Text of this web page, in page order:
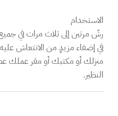
الاستخدام
رشّ مرتين إلى ثلاث مرات في
في إضفاء مزيدٍ من الانتعاش
منزلك أو مكتبك أو مقر عملك
النظير.